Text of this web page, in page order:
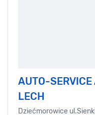
AUTO-SERVICE
LECH
Dziećmorowice